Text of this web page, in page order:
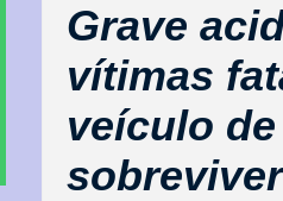
Grave
vítimas
veículo